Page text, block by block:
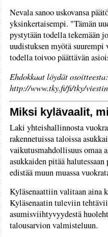
Nevala sanoo uskovansa
yksinkertaisempi. "Tämän
pystytään todella tekemään
uudistuksen myötä
todella toivoo päättävän
Ehdokkaat löydät osoitteesta:
http://www.tky.fi/fi/tky/
Miksi kylävaalit,
Laki yhteishallinnosta
rakennetuissa taloissa
vaikutusmahdollisuus omaa
asukkaiden pitää
edistää muun muassa
Kyläsenaattiin valitaan aina
Kyläsenaatin tuleviin
asumisviihtyvyydestä
talousarvion valmisteluun.